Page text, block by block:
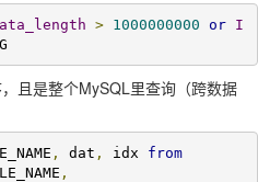
> 1000000000 or
I
且是整个MySQL里查询（跨数据
, dat , idx from
,